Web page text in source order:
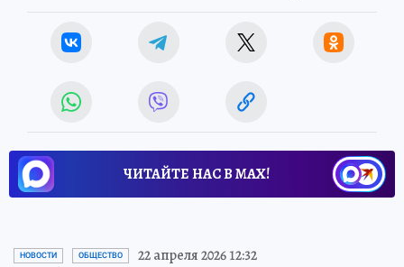
ЧИТАЙТЕ НАС В МАХ!
НОВОСТИ ОБЩЕСТВО 22 апреля 2026 12:32